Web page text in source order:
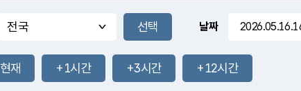
9.0mm
-mm
24.6
℃
27.2℃
0.7m/s
-mm
-mm
날짜
현재 +1시간 +3시간 +12시간